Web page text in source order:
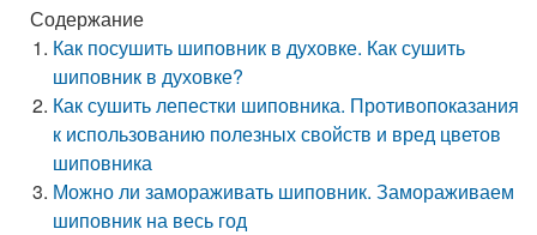
Содержание
Как посушить шиповник в духовке. Как сушить
шиповник в духовке?
Как сушить лепестки шиповника. Противопоказания
к использованию полезных свойств и вред цветов
шиповника
Можно ли замораживать шиповник. Замораживаем
шиповник на весь год